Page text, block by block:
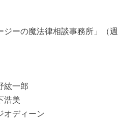
ジーの魔法律相談事務所」（週
紘一郎
浩美
オディーン